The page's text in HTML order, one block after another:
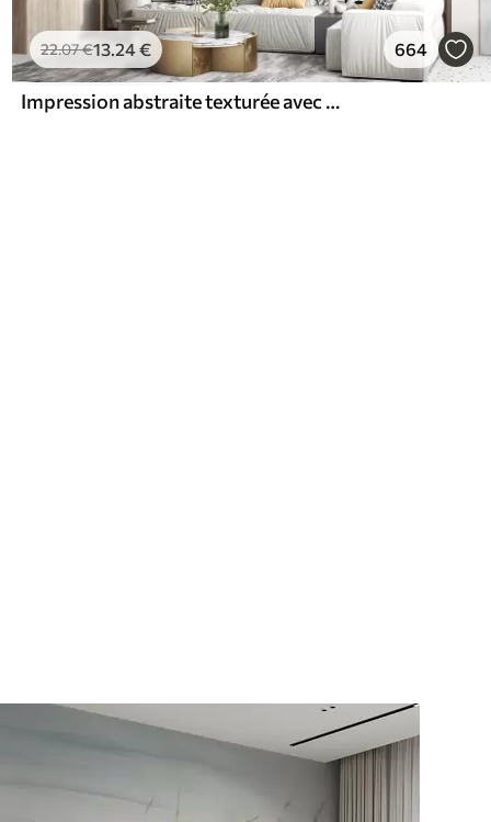
22.07€13.24€ 664
Impression abstraite texturée avec des formes géométriques, des cercles et des arcs et des plantes noires et vertes sur un fond blanc